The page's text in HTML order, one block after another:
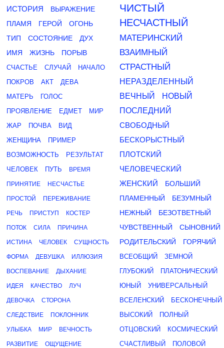
ИСТОРИЯ
ВЫРАЖЕНИЕ
ПЛАМЯ
ГЕРОЙ
ОГОНЬ
ТИП
СОСТОЯНИЕ
ДУХ
ИМЯ
ЖИЗНЬ ПОРЫВ
СЧАСТЬЕ СЛУЧАЙ
НАЧАЛО
ПОКРОВ
АКТ
ДЕВА
МАТЕРЬ
ГОЛОС
ПРОЯВЛЕНИЕ
ЕДМЕТ
МИР
ЖАР
ПОЧВА
ВИД
ЖЕНЩИНА
ПРИМЕР
ВОЗМОЖНОСТЬ
РЕЗУЛЬТАТ
ЧЕЛОВЕК
ПУТЬ ВРЕМЯ
ПРИНЯТИЕ НЕСЧАСТЬЕ
ПРОСТОЙ ПЕРЕЖИВАНИЕ
РЕЧЬ ПРИСТУП КОСТЕР
ПОТОК СИЛА ПРИЧИНА
ИСТИНА ЧЕЛОВЕК СУЩНОСТЬ
ФОРМА ДЕВУШКА ИЛЛЮЗИЯ
ВОСПЕВАНИЕ ДЫХАНИЕ
ИДЕЯ КАЧЕСТВО ЛУЧ
ДЕВОЧКА СТОРОНА
СЛЕДСТВИЕ ПОКЛОННИК
УЛЫБКА МИР ВЕЧНОСТЬ
РАЗВИТИЕ ОЩУЩЕНИЕ
ЧИСТЫЙ
НЕСЧАСТНЫЙ
МАТЕРИНСКИЙ
ВЗАИМНЫЙ
СТРАСТНЫЙ
НЕРАЗДЕЛЕННЫЙ
ВЕЧНЫЙ
НОВЫЙ
ПОСЛЕДНИЙ
СВОБОДНЫЙ
БЕСКОРЫСТНЫЙ
ПЛОТСКИЙ
ЧЕЛОВЕЧЕСКИЙ
ЖЕНСКИЙ
БОЛЬШИЙ
ПЛАМЕННЫЙ
БЕЗУМНЫЙ
НЕЖНЫЙ
БЕЗОТВЕТНЫЙ
ЧУВСТВЕННЫЙ
СЫНОВНИЙ
РОДИТЕЛЬСКИЙ
ГОРЯЧИЙ
ВСЕОБЩИЙ
ЗЕМНОЙ
ГЛУБОКИЙ
ПЛАТОНИЧЕСКИЙ
ЮНЫЙ
УНИВЕРСАЛЬНЫЙ
ВСЕЛЕНСКИЙ
БЕСКОНЕЧНЫЙ
ВЫСОКИЙ
ПОЛНЫЙ
ОТЦОВСКИЙ
КОСМИЧЕСКИЙ
СЧАСТЛИВЫЙ
ПОЛОВОЙ